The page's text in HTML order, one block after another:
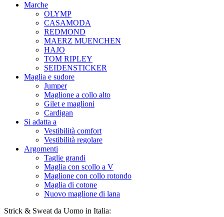
Marche
OLYMP
CASAMODA
REDMOND
MAERZ MUENCHEN
HAJO
TOM RIPLEY
SEIDENSTICKER
Maglia e sudore
Jumper
Maglione a collo alto
Gilet e maglioni
Cardigan
Si adatta a
Vestibilità comfort
Vestibilità regolare
Argomenti
Taglie grandi
Maglia con scollo a V
Maglione con collo rotondo
Maglia di cotone
Nuovo maglione di lana
Strick & Sweat da Uomo in Italia: